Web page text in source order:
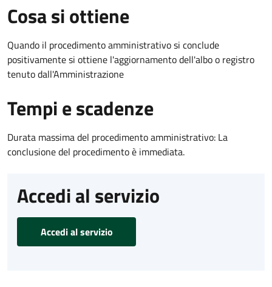
Cosa si ottiene
Quando il procedimento amministrativo si conclude
positivamente si ottiene l'aggiornamento dell'albo o registro
tenuto dall'Amministrazione
Tempi e scadenze
Durata massima del procedimento amministrativo: La
conclusione del procedimento è immediata.
Accedi al servizio
Accedi al servizio